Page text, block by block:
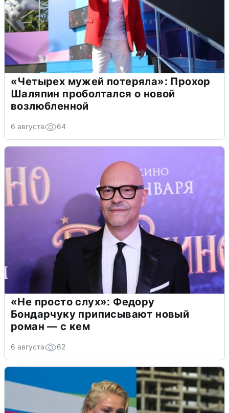
«Четырех мужей потеряла»: Прохор
Шаляпин проболтался о новой
возлюбленной
6 августа 64
«Не просто слух»: Федору
Бондарчуку приписывают новый
роман — с кем
6 августа 62